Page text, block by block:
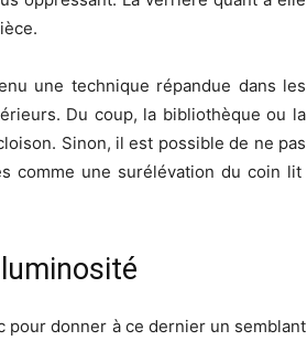
une technique répandue dans les
Du coup, la bibliothèque ou la
Sinon, il est possible de ne pas
comme une surélévation du coin lit
pour donner à ce dernier un semblant